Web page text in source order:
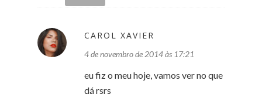
CAROL XAVIER
4 de novembro de 2014 às 17:21
eu fiz o meu hoje, vamos ver no que
dá rsrs